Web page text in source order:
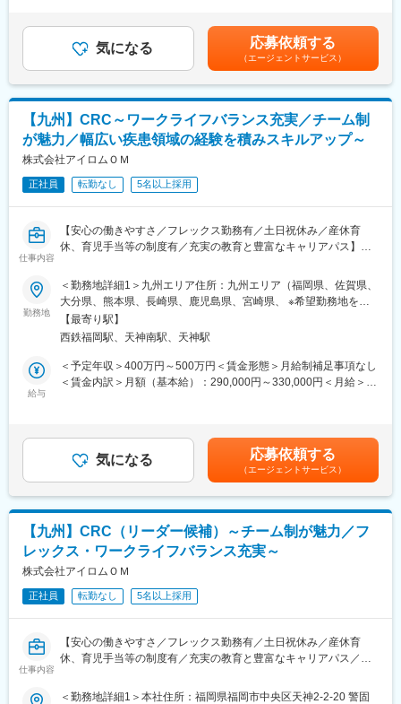
に貢献できるやりがいのある仕事です。
※担当する医療機関に常駐しての業務となります。
患者さんに治験の内容をわかりやすく説明したり、医師や看護師
と連携することで伝える力が身に付きます。
（2）スケジュール管理力：
治験には決まった検査や診察の予定があるため、患者さんが無理
なく通えるように予定を調整する力が身につきます。
（3）医療の知識：
薬の種類や副作用、検査の内容など、医療に関する知識が自然と
増えていきます。薬剤師や看護師と話す機会も多いため学ぶこと
も多いです。
（4）パソコンや書類の整理力：
す。パソコンの使い方や、正確に記録する力が身につきます。
（5）チームで働く力：
治験は医師、看護師、薬剤師など、いろんな職種の人と協力して
進めるので、チームワークの大切さを学べます。
【同社で働くメリット】
■安心の働きやすさ：
■充実の研修制度：
導入研修が80時間あり、手厚いフォロー体制があります。
CRC社内認定制度を採用し、継続研修を充実させることで常に新
しい知識を身につけ、スキルアップできる環境を用意していま
す。
■キャリアステップ：
CRCとして幅広い経験を積むことや、スペシャリストとして特定
の疾患領域の専門的な経験を積んでいくことも可能です。
方もいらっしゃいます。
る可能性があります。月給(月額)は固定手当を含めた表記です。
気になる 応募依頼する
（エージェントサービス）
【九州】CRC～ワークライフバランス充実／チーム制
が魅力／幅広い疾患領域の経験を積みスキルアップ～
株式会社アイロムＯＭ
正社員 転勤なし 5名以上採用
仕事内容
【安心の働きやすさ／フレックス勤務有／土日祝休み／産休育
休、育児手当等の制度有／充実の教育と豊富なキャリアパス】
験コーディネーター）として下記業務を行っていただきます。
・患者への試験の説明
・治験のスケジュール管理
・各種データの収集、管理など
■同社で働くメリット：
【安心の働きやすさ】同社が最も大切にしているのは、CRCの社
員の方々が長期的に、そして自身の希望を叶えながら働けるよう
ており、１施設内の同じ疾患領域でも基本的に複数名の体制とな
るため、お互いにフォローし合い、連携し合う仕事の進め方が根
施および履修記録を管理することで、知識・経験そして指導力を
一定の基準で評価しています。自身のレベルに応じ、実務レベ
ル、マネジメントレベル、ディレクターレベルといった社内認定
制度があるので、目標をもって日々の業務にあたることが可能で
す。
・豊富なキャリアパス：社員に多様な機会を提供し、新たなキャ
リアへの挑戦をサポートしています。CRCとしてのスキルアップ
も、一度に同じ施設内の別の疾患領域のプロジェクトを担当する
こともでき、幅広い経験を積むことや、スペシャリストとして特
定の疾患領域の専門的な経験を積んでいくことも可能です。ま
ンジにとどまらず、先端医療の研究員への転身など、事業の枠を
勤務地
＜勤務地詳細1＞九州エリア住所：九州エリア（福岡県、佐賀県、
大分県、熊本県、長崎県、鹿児島県、宮崎県、 ※希望勤務地を考
慮いたします。受動喫煙対策：屋内全面禁煙＜勤務地詳細2＞本社
住所：福岡県福岡市中央区天神2-2-20 警固神社社務所ビル7F受動
【最寄り駅】
西鉄福岡駅、天神南駅、天神駅
給与
＜予定年収＞400万円～500万円＜賃金形態＞月給制補足事項なし
＜賃金内訳＞月額（基本給）：290,000円～330,000円＜月給＞
る可能性があります。月給(月額)は固定手当を含めた表記です。
気になる 応募依頼する
（エージェントサービス）
【九州】CRC（リーダー候補）～チーム制が魅力／フ
レックス・ワークライフバランス充実～
株式会社アイロムＯＭ
正社員 転勤なし 5名以上採用
仕事内容
【安心の働きやすさ／フレックス勤務有／土日祝休み／産休育
休、育児手当等の制度有／充実の教育と豊富なキャリアパス／増
■職務概要：業界内でトップクラスの実績を誇る同社のCRC（治
＜勤務地詳細1＞本社住所：福岡県福岡市中央区天神2-2-20 警固